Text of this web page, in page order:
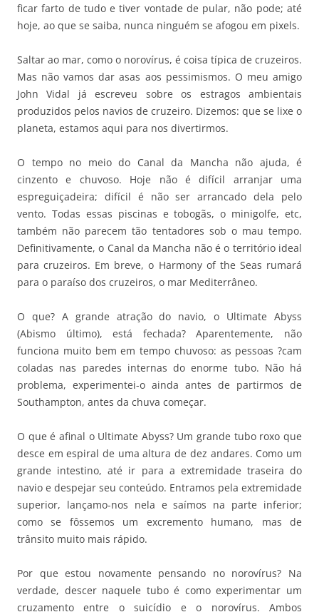
ficar farto de tudo e tiver vontade de pular, não pode; até
hoje, ao que se saiba, nunca ninguém se afogou em pixels.
Saltar ao mar, como o norovírus, é coisa típica de cruzeiros.
Mas não vamos dar asas aos pessimismos. O meu amigo
John Vidal já escreveu sobre os estragos ambientais
produzidos pelos navios de cruzeiro. Dizemos: que se lixe o
planeta, estamos aqui para nos divertirmos.
O tempo no meio do Canal da Mancha não ajuda, é
cinzento e chuvoso. Hoje não é difícil arranjar uma
espreguiçadeira; difícil é não ser arrancado dela pelo
vento. Todas essas piscinas e tobogãs, o minigolfe, etc,
também não parecem tão tentadores sob o mau tempo.
Definitivamente, o Canal da Mancha não é o território ideal
para cruzeiros. Em breve, o Harmony of the Seas rumará
para o paraíso dos cruzeiros, o mar Mediterrâneo.
O que? A grande atração do navio, o Ultimate Abyss
(Abismo último), está fechada? Aparentemente, não
funciona muito bem em tempo chuvoso: as pessoas ?cam
coladas nas paredes internas do enorme tubo. Não há
problema, experimentei-o ainda antes de partirmos de
Southampton, antes da chuva começar.
O que é afinal o Ultimate Abyss? Um grande tubo roxo que
desce em espiral de uma altura de dez andares. Como um
grande intestino, até ir para a extremidade traseira do
navio e despejar seu conteúdo. Entramos pela extremidade
superior, lançamo-nos nela e saímos na parte inferior;
como se fôssemos um excremento humano, mas de
trânsito muito mais rápido.
Por que estou novamente pensando no norovírus? Na
verdade, descer naquele tubo é como experimentar um
cruzamento entre o suicídio e o norovírus. Ambos